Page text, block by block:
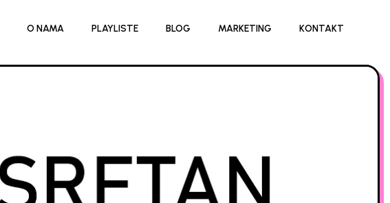
O NAMA PLAYLISTE BLOG MARKETING KONTAKT